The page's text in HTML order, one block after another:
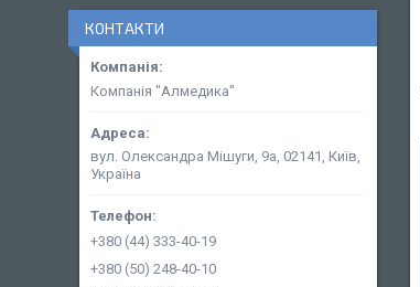
КОНТАКТИ
Компанія "Алмедика"
вул. Олександра Мішуги, 9а, 02141, Київ,
Україна
+380 (44) 333-40-19
+380 (50) 248-40-10